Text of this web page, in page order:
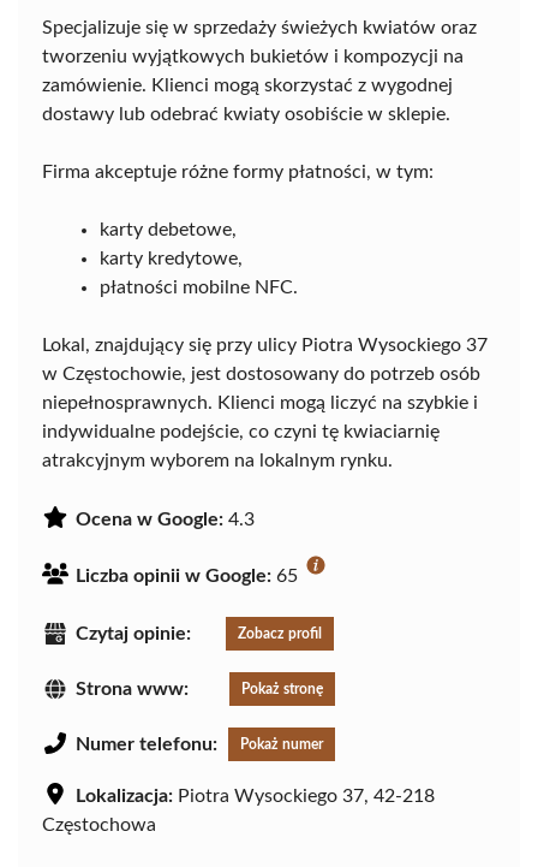
Specjalizuje się w sprzedaży świeżych kwiatów oraz
tworzeniu wyjątkowych bukietów i kompozycji na
zamówienie. Klienci mogą skorzystać z wygodnej
dostawy lub odebrać kwiaty osobiście w sklepie.
Firma akceptuje różne formy płatności, w tym:
karty debetowe,
karty kredytowe,
płatności mobilne NFC.
Lokal, znajdujący się przy ulicy Piotra Wysockiego 37
w Częstochowie, jest dostosowany do potrzeb osób
niepełnosprawnych. Klienci mogą liczyć na szybkie i
indywidualne podejście, co czyni tę kwiaciarnię
atrakcyjnym wyborem na lokalnym rynku.
Ocena w Google: 4.3
Liczba opinii w Google: 65
Czytaj opinie: Zobacz profil
Strona www: Pokaż stronę
Numer telefonu: Pokaż numer
Lokalizacja: Piotra Wysockiego 37, 42-218
Częstochowa